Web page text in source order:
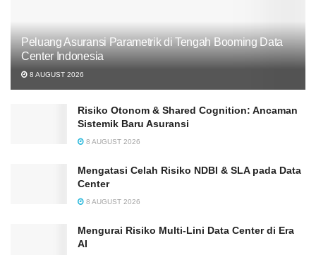
Peluang Asuransi Parametrik di Tengah Booming Data
Center Indonesia
8 AUGUST 2026
Risiko Otonom & Shared Cognition: Ancaman
Sistemik Baru Asuransi
8 AUGUST 2026
Mengatasi Celah Risiko NDBI & SLA pada Data
Center
8 AUGUST 2026
Mengurai Risiko Multi-Lini Data Center di Era
AI